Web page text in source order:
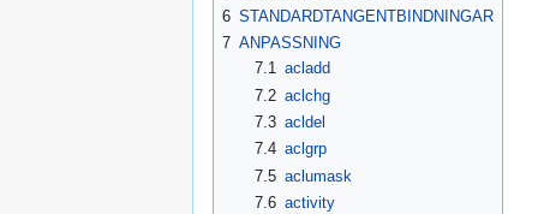
6 STANDARDTANGENTBINDNINGAR
7 ANPASSNING
7.1 acladd
7.2 aclchg
7.3 acldel
7.4 aclgrp
7.5 aclumask
7.6 activity